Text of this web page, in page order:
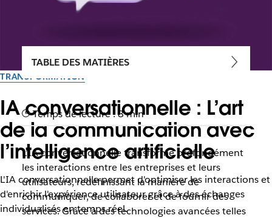
TRANSFORMATION
IA conversationnelle : L’art
de la communication avec
l’intelligence artificielle
L'IA conversationnelle permet d'optimiser les interactions et
d'enrichir l'expérience utilisateur grâce à des échanges
individualisés en temps réel.
TABLE DES MATIÈRES
Temps de lecture : 8 min
L’IA conversationnelle transforme profondément
les interactions entre les entreprises et leurs
utilisateurs, redéfinissant la manière de
communiquer, de collaborer et de fournir des
services. Grâce à des technologies avancées telles